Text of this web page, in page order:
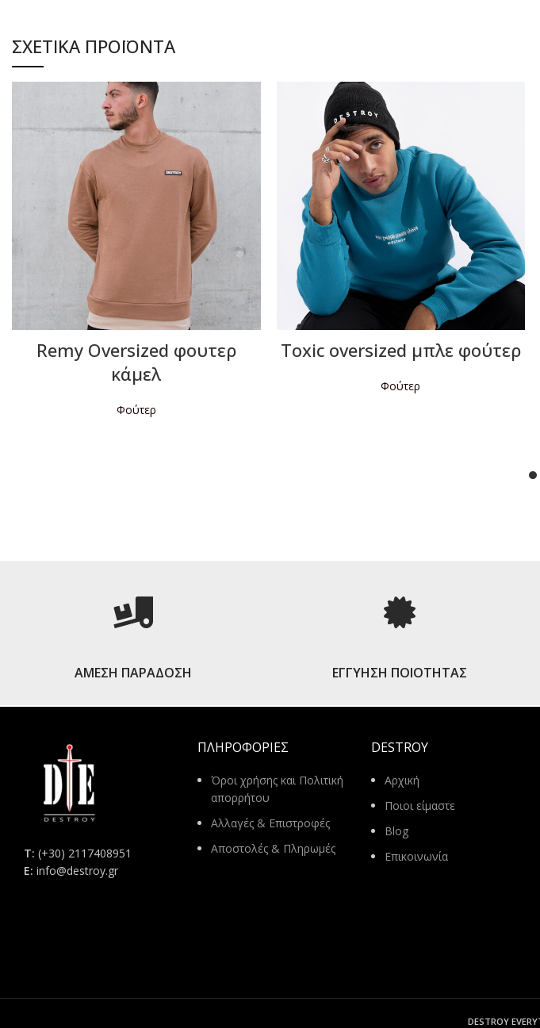
ΣΧΕΤΙΚΆ ΠΡΟΪΌΝΤΑ
Remy Oversized φουτερ
κάμελ
Φούτερ
Toxic oversized μπλε φούτερ
Φούτερ
ΑΜΕΣΗ ΠΑΡΑΔΟΣΗ ΕΓΓΥΗΣΗ ΠΟΙΟΤΗΤΑΣ
Τ: (+30) 2117408951
E: info@destroy.gr
ΠΛΗΡΟΦΟΡΊΕΣ
Όροι χρήσης και Πολιτική
απορρήτου
Αλλαγές & Επιστροφές
Αποστολές & Πληρωμές
DESTROY
Αρχική
Ποιοι είμαστε
Blog
Επικοινωνία
DESTROY